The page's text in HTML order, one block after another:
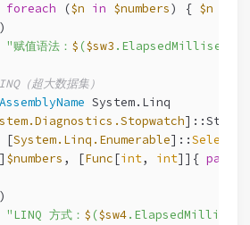
foreach ($n in $numbers) { $n
"赋值语法： $ ($sw3
（超大数据集）
System.Linq
[System.Linq.Enumerable]::Select
$numbers , [Func[int, int]]{ param
"LINQ 方式： $ ($sw4